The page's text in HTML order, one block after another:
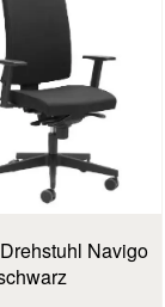
Navigo